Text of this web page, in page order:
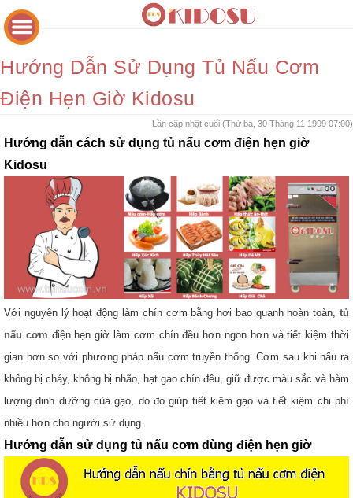
Hướng Dẫn Sử Dụng Tủ Nấu Cơm
Điện Hẹn Giờ Kidosu
Lần cập nhật cuối (Thứ ba, 30 Tháng 11 1999 07:00)
Hướng dẫn cách sử dụng tủ nấu cơm điện hẹn giờ
Kidosu
Với nguyên lý hoạt động làm chín cơm bằng hơi bao quanh hoàn toàn, tủ
nấu cơm điện hẹn giờ làm cơm chín đều hơn ngon hơn và tiết kiệm thời
gian hơn so với phương pháp nấu cơm truyền thống. Cơm sau khi nấu ra
không bị cháy, không bị nhão, hạt gạo chín đều, giữ được màu sắc và hàm
lượng dinh dưỡng của gạo, do đó giúp tiết kiệm gạo và tiết kiệm chi phí
nhiều hơn cho người sử dụng.
Hướng dẫn sử dụng tủ nấu cơm dùng điện hẹn giờ